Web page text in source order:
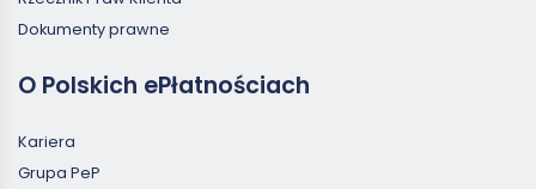
Dokumenty prawne
O Polskich ePłatnościach
Kariera
Grupa PeP